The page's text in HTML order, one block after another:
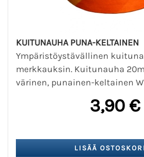
KUITUNAUHA PUNA-KELTAINEN
Ympäristöystävällinen
merkkauksin. Kuitunauha
värinen, punainen-keltainen
3,90 €